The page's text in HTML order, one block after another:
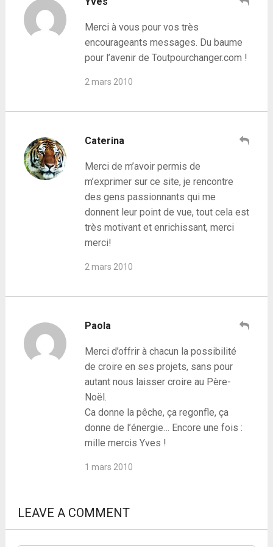
Merci à vous pour vos très
encourageants messages. Du baume
pour l’avenir de Toutpourchanger.com !
2 mars 2010
Caterina
Merci de m’avoir permis de
m’exprimer sur ce site, je rencontre
des gens passionnants qui me
donnent leur point de vue, tout cela est
très motivant et enrichissant, merci
merci!
2 mars 2010
Paola
Merci d’offrir à chacun la possibilité
de croire en ses projets, sans pour
autant nous laisser croire au Père-
Noël.
Ca donne la pêche, ça regonfle, ça
donne de l’énergie… Encore une fois :
mille mercis Yves !
1 mars 2010
LEAVE A COMMENT